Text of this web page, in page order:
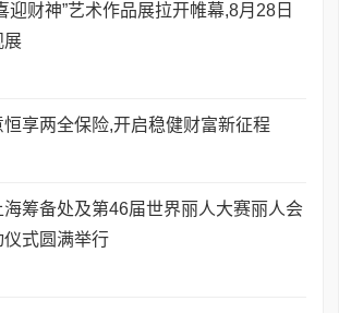
迎财神”艺术作品展拉开帷幕,8月28日
展
享两全保险,开启稳健财富新征程
海筹备处及第46届世界丽人大赛丽人会
式圆满举行